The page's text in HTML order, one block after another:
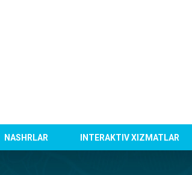
NASHRLAR INTERAKTIV XIZMATLAR